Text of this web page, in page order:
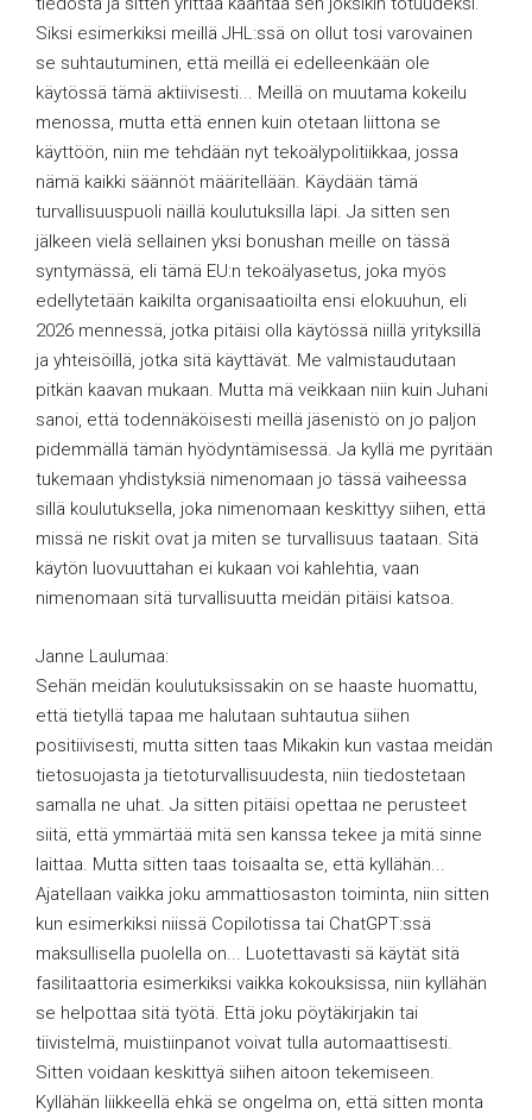
Siksi esimerkiksi meillä JHL:ssä on ollut tosi varovainen
se suhtautuminen, että meillä ei edelleenkään ole
käytössä tämä aktiivisesti... Meillä on muutama kokeilu
menossa, mutta että ennen kuin otetaan liittona se
käyttöön, niin me tehdään nyt tekoälypolitiikkaa, jossa
nämä kaikki säännöt määritellään. Käydään tämä
turvallisuuspuoli näillä koulutuksilla läpi. Ja sitten sen
jälkeen vielä sellainen yksi bonushan meille on tässä
syntymässä, eli tämä EU:n tekoälyasetus, joka myös
edellytetään kaikilta organisaatioilta ensi elokuuhun, eli
2026 mennessä, jotka pitäisi olla käytössä niillä yrityksillä
ja yhteisöillä, jotka sitä käyttävät. Me valmistaudutaan
pitkän kaavan mukaan. Mutta mä veikkaan niin kuin Juhani
sanoi, että todennäköisesti meillä jäsenistö on jo paljon
pidemmällä tämän hyödyntämisessä. Ja kyllä me pyritään
tukemaan yhdistyksiä nimenomaan jo tässä vaiheessa
sillä koulutuksella, joka nimenomaan keskittyy siihen, että
missä ne riskit ovat ja miten se turvallisuus taataan. Sitä
käytön luovuuttahan ei kukaan voi kahlehtia, vaan
nimenomaan sitä turvallisuutta meidän pitäisi katsoa.
Janne Laulumaa:
Sehän meidän koulutuksissakin on se haaste huomattu,
että tietyllä tapaa me halutaan suhtautua siihen
positiivisesti, mutta sitten taas Mikakin kun vastaa meidän
tietosuojasta ja tietoturvallisuudesta, niin tiedostetaan
samalla ne uhat. Ja sitten pitäisi opettaa ne perusteet
siitä, että ymmärtää mitä sen kanssa tekee ja mitä sinne
laittaa. Mutta sitten taas toisaalta se, että kyllähän...
Ajatellaan vaikka joku ammattiosaston toiminta, niin sitten
kun esimerkiksi niissä Copilotissa tai ChatGPT:ssä
maksullisella puolella on... Luotettavasti sä käytät sitä
fasilitaattoria esimerkiksi vaikka kokouksissa, niin kyllähän
se helpottaa sitä työtä. Että joku pöytäkirjakin tai
tiivistelmä, muistiinpanot voivat tulla automaattisesti.
Sitten voidaan keskittyä siihen aitoon tekemiseen.
Kyllähän liikkeellä ehkä se ongelma on, että sitten monta